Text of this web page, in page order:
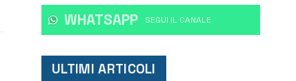
WHATSAPP ‎SEGUI IL CANALE
ULTIMI ARTICOLI